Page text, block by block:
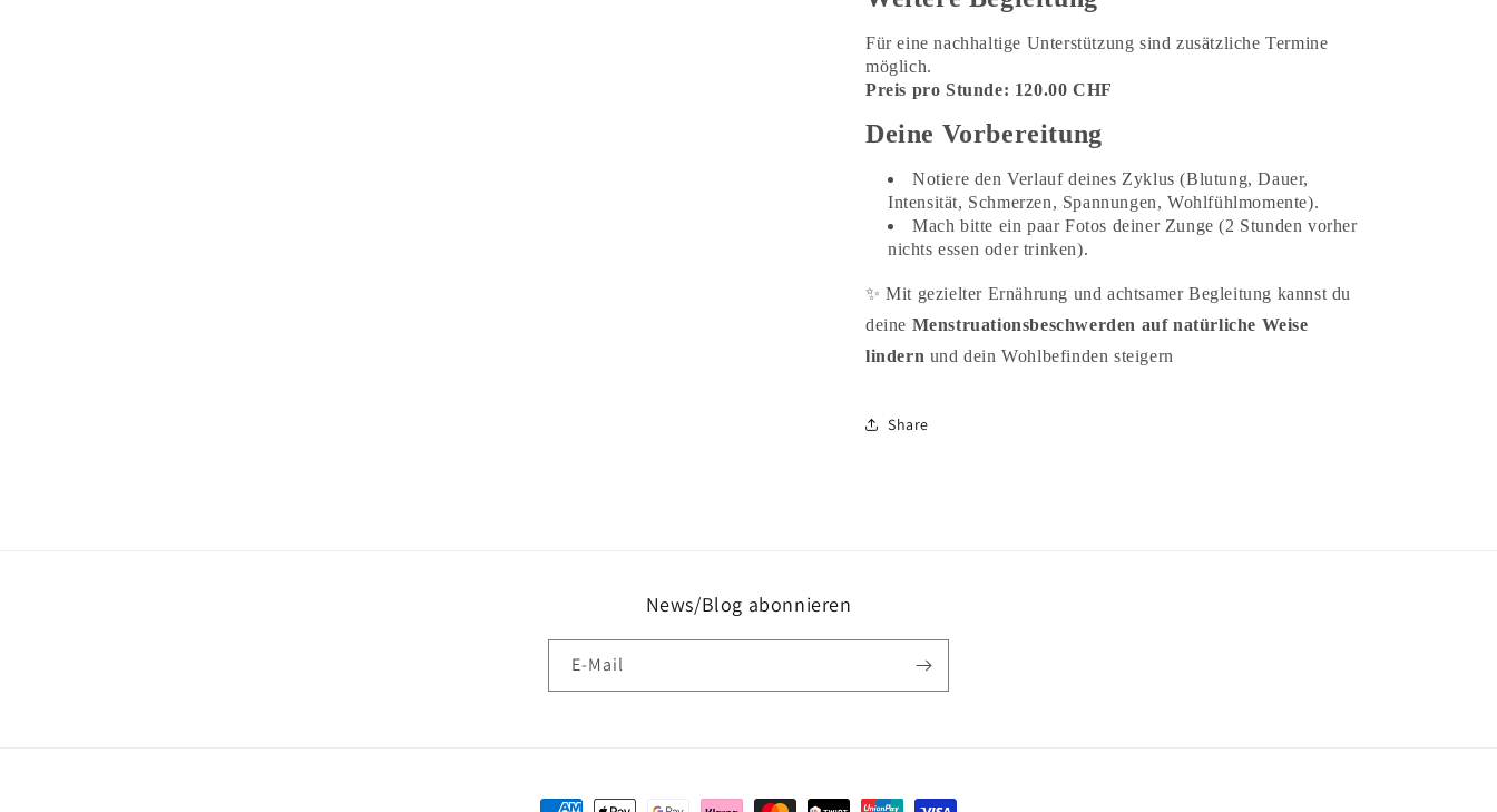
Für eine nachhaltige Unterstützung sind zusätzliche Termine
möglich.
Preis pro Stunde: 120.00 CHF
Deine Vorbereitung
Notiere den Verlauf deines Zyklus (Blutung, Dauer,
Intensität, Schmerzen, Spannungen, Wohlfühlmomente).
Mach bitte ein paar Fotos deiner Zunge (2 Stunden vorher
nichts essen oder trinken).
✨ Mit gezielter Ernährung und achtsamer Begleitung kannst du
deine Menstruationsbeschwerden auf natürliche Weise
lindern und dein Wohlbefinden steigern
Share
News/Blog abonnieren
E-Mail